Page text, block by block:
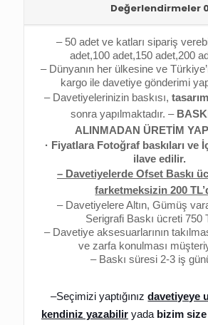
Değerlendirmeler
– 50 adet ve katları sipariş
adet,100 adet,150 adet,200
– Dünyanın her ülkesine ve
kargo ile davetiye gönderimi
– Davetiyelerinizin baskısı,
sonra yapılmaktadır. –
ALINMADAN ÜRETİM
· Fiyatlara Fotoğraf baskıları ve
ilave edilir.
– Davetiyelerde Ofset Baskı
farketmeksizin 200
– Davetiyelere Altın, Gümüş
Serigrafi Baskı ücreti 750
– Davetiye aksesuarlarının
ve zarfa konulması
– Baskı süresi 2-3 iş
–Seçimizi yaptığınız davetiyeye
kendiniz yazabilir yada bizim